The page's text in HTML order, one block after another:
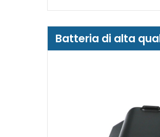
Batteria di alta